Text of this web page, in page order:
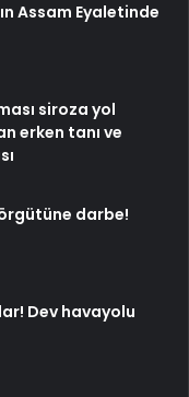
Assam Eyaletinde
siroza yol
erken tanı ve
darbe!
Dev havayolu